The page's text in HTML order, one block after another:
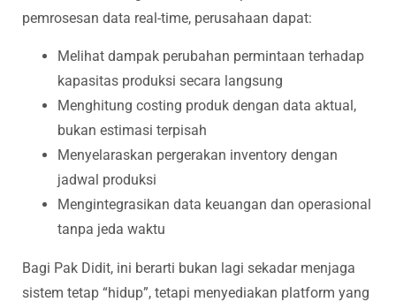
pemrosesan data real-time, perusahaan dapat:
Melihat dampak perubahan permintaan terhadap
kapasitas produksi secara langsung
Menghitung costing produk dengan data aktual,
bukan estimasi terpisah
Menyelaraskan pergerakan inventory dengan
jadwal produksi
Mengintegrasikan data keuangan dan operasional
tanpa jeda waktu
Bagi Pak Didit, ini berarti bukan lagi sekadar menjaga
sistem tetap “hidup”, tetapi menyediakan platform yang